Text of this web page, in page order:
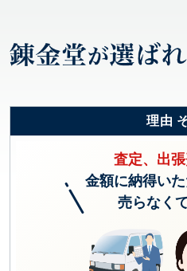
理由
査定、出張
金額に納得い
売らなく